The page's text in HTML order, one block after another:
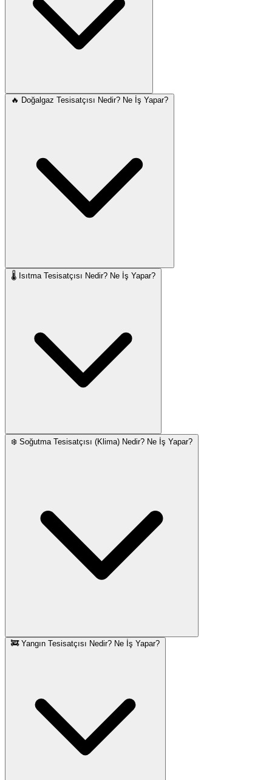
🔥 Doğalgaz Tesisatçısı Nedir? Ne İş Yapar?
🌡️ Isıtma Tesisatçısı Nedir? Ne İş Yapar?
❄️ Soğutma Tesisatçısı (Klima) Nedir? Ne İş Yapar?
🚒 Yangın Tesisatçısı Nedir? Ne İş Yapar?